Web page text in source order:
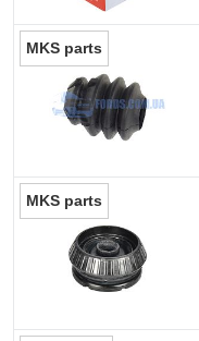
MKS parts
MKS parts